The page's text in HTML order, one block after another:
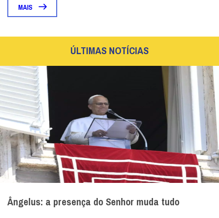
MAIS
ÚLTIMAS NOTÍCIAS
Ângelus: a presença do Senhor muda tudo